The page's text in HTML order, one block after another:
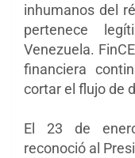
inhumanos del
pertenece
Venezuela.
financiera
cortar el flujo de
El 23 de
reconoció al